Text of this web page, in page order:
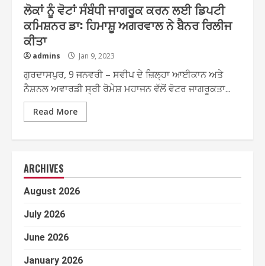
ਲੋਕਾਂ ਨੂੰ ਵੋਟਾਂ ਸੰਬੰਧੀ ਜਾਗਰੂਕ ਕਰਨ ਲਈ ਡਿਪਟੀ
ਕਮਿਸ਼ਨਰ ਡਾ: ਹਿਮਾਸ਼ੂ ਅਗਰਵਾਲ ਨੇ ਬੈਨਰ ਰਿਲੀਜ
ਕੀਤਾ
admins Jan 9, 2023
ਗੁਰਦਾਸਪੁਰ, 9 ਜਨਵਰੀ – ਸਵੀਪ ਦੇ ਜ਼ਿਲ੍ਹਾ ਆਈਕਾਨ ਅਤੇ
ਨੈਸ਼ਨਲ ਅਵਾਰਡੀ ਸ੍ਰੀ ਰੋਮੇਸ਼ ਮਹਾਜਨ ਵੱਲੋਂ ਵੋਟਰ ਜਾਗਰੂਕਤਾ...
Read More
ARCHIVES
August 2026
July 2026
June 2026
January 2026